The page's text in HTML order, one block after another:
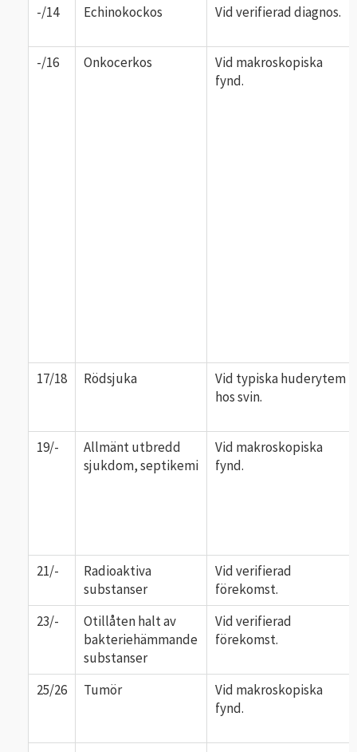
-/14 Echinokockos Vid verifierad diagnos.
-/16 Onkocerkos
Vid makroskopiska
fynd.
17/18 Rödsjuka
Vid typiska huderytem
hos svin.
19/-
Allmänt utbredd
sjukdom, septikemi
Vid makroskopiska
fynd.
21/-
Radioaktiva
substanser
Vid verifierad
förekomst.
23/-
Otillåten halt av
bakteriehämmande
substanser
Vid verifierad
förekomst.
25/26 Tumör
Vid makroskopiska
fynd.